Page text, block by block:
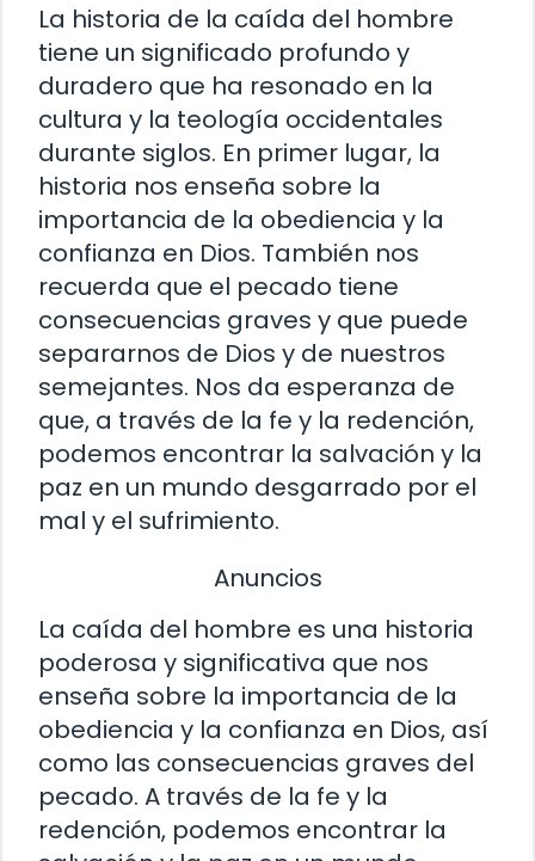
La historia de la caída del hombre
tiene un significado profundo y
duradero que ha resonado en la
cultura y la teología occidentales
durante siglos. En primer lugar, la
historia nos enseña sobre la
importancia de la obediencia y la
confianza en Dios. También nos
recuerda que el pecado tiene
consecuencias graves y que puede
separarnos de Dios y de nuestros
semejantes. Nos da esperanza de
que, a través de la fe y la redención,
podemos encontrar la salvación y la
paz en un mundo desgarrado por el
mal y el sufrimiento.
Anuncios
La caída del hombre es una historia
poderosa y significativa que nos
enseña sobre la importancia de la
obediencia y la confianza en Dios, así
como las consecuencias graves del
pecado. A través de la fe y la
redención, podemos encontrar la